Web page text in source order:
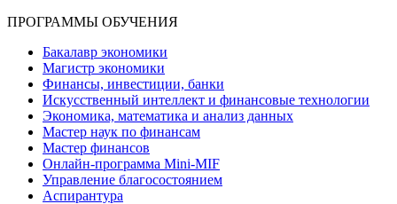
ПРОГРАММЫ ОБУЧЕНИЯ
Бакалавр экономики
Магистр экономики
Финансы, инвестиции, банки
Искусственный интеллект и финансовые технологии
Экономика, математика и анализ данных
Мастер наук по финансам
Мастер финансов
Онлайн-программа Mini-MIF
Управление благосостоянием
Аспирантура